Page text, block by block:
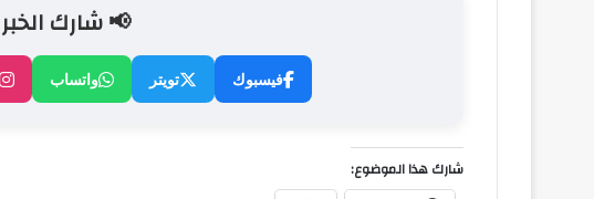
📢 شارك الخبر
فيسبوك تويتر واتساب
شارك هذا الموضوع: